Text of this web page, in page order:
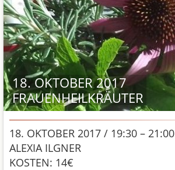
18. OKTOBER 2017
FRAUENHEILKRÄUTER
18. OKTOBER 2017 / 19:30 – 21:00
ALEXIA ILGNER
KOSTEN: 14€